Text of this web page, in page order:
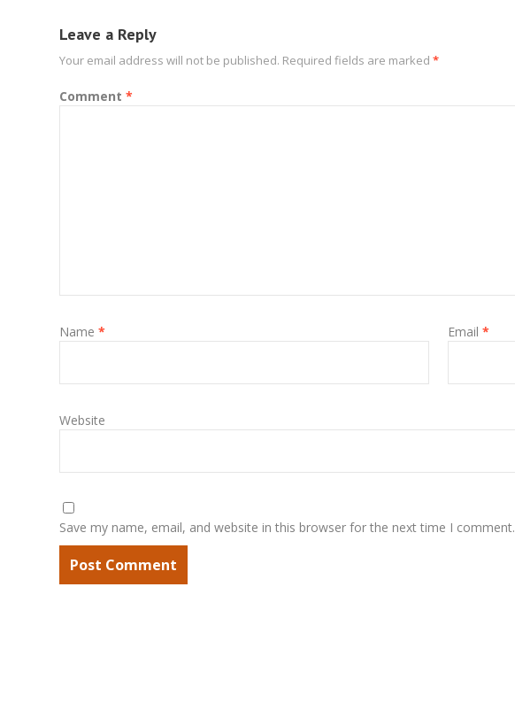
Leave a Reply
Your email address will not be published. Required fields are marked *
Comment *
Name * Email *
Website
Save my name, email, and website in this browser for the next time I comment.